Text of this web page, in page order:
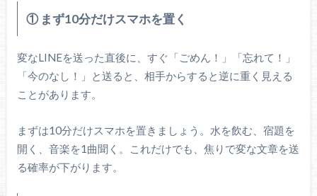
① まず10分だけスマホを置く
変なLINEを送った直後に、すぐ「ごめん！」「忘れて！」
「今のなし！」と送ると、相手からすると逆に重く見える
ことがあります。
まずは10分だけスマホを置きましょう。水を飲む、宿題を
開く、音楽を1曲聞く。これだけでも、焦りで変な文章を送
る確率が下がります。